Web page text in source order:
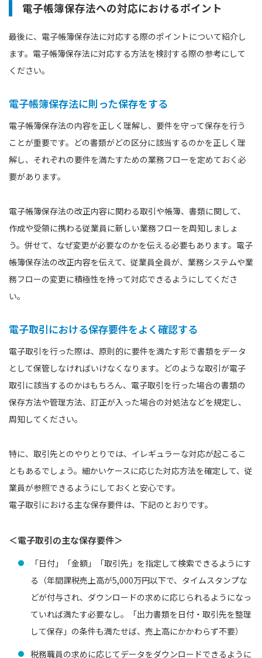
電子帳簿保存法への対応におけるポイント
最後に、電子帳簿保存法に対応する際のポイントについて紹介し
ます。電子帳簿保存法に対応する方法を検討する際の参考にして
ください。
電子帳簿保存法に則った保存をする
電子帳簿保存法の内容を正しく理解し、要件を守って保存を行う
ことが重要です。どの書類がどの区分に該当するのかを正しく理
解し、それぞれの要件を満たすための業務フローを定めておく必
要があります。
電子帳簿保存法の改正内容に関わる取引や帳簿、書類に関して、
作成や受領に携わる従業員に新しい業務フローを周知しましょ
う。併せて、なぜ変更が必要なのかを伝える必要もあります。電子
帳簿保存法の改正内容を伝えて、従業員全員が、業務システムや業
務フローの変更に積極性を持って対応できるようにしてくださ
い。
電子取引における保存要件をよく確認する
電子取引を行った際は、原則的に要件を満たす形で書類をデータ
として保管しなければいけなくなります。どのような取引が電子
取引に該当するのかはもちろん、電子取引を行った場合の書類の
保存方法や管理方法、訂正が入った場合の対処法などを規定し、
周知してください。
特に、取引先とのやりとりでは、イレギュラーな対応が起こるこ
ともあるでしょう。細かいケースに応じた対応方法を確定して、従
業員が参照できるようにしておくと安心です。
電子取引における主な保存要件は、下記のとおりです。
＜電子取引の主な保存要件＞
「日付」「金額」「取引先」を指定して検索できるようにす
る（年間課税売上高が5,000万円以下で、タイムスタンプな
どが付与され、ダウンロードの求めに応じられるようになっ
ていれば満たす必要なし。「出力書類を日付・取引先を整理
して保存」の条件も満たせば、売上高にかかわらず不要）
税務職員の求めに応じてデータをダウンロードできるように